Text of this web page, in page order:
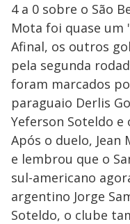
4 a 0 sobre o São
Mota foi quase um
Afinal, os outros
pela segunda
foram marcados
paraguaio Derlis
Yeferson Soteldo e
Após o duelo,
e lembrou que o
sul-americano
argentino Jorge
Soteldo, o clube